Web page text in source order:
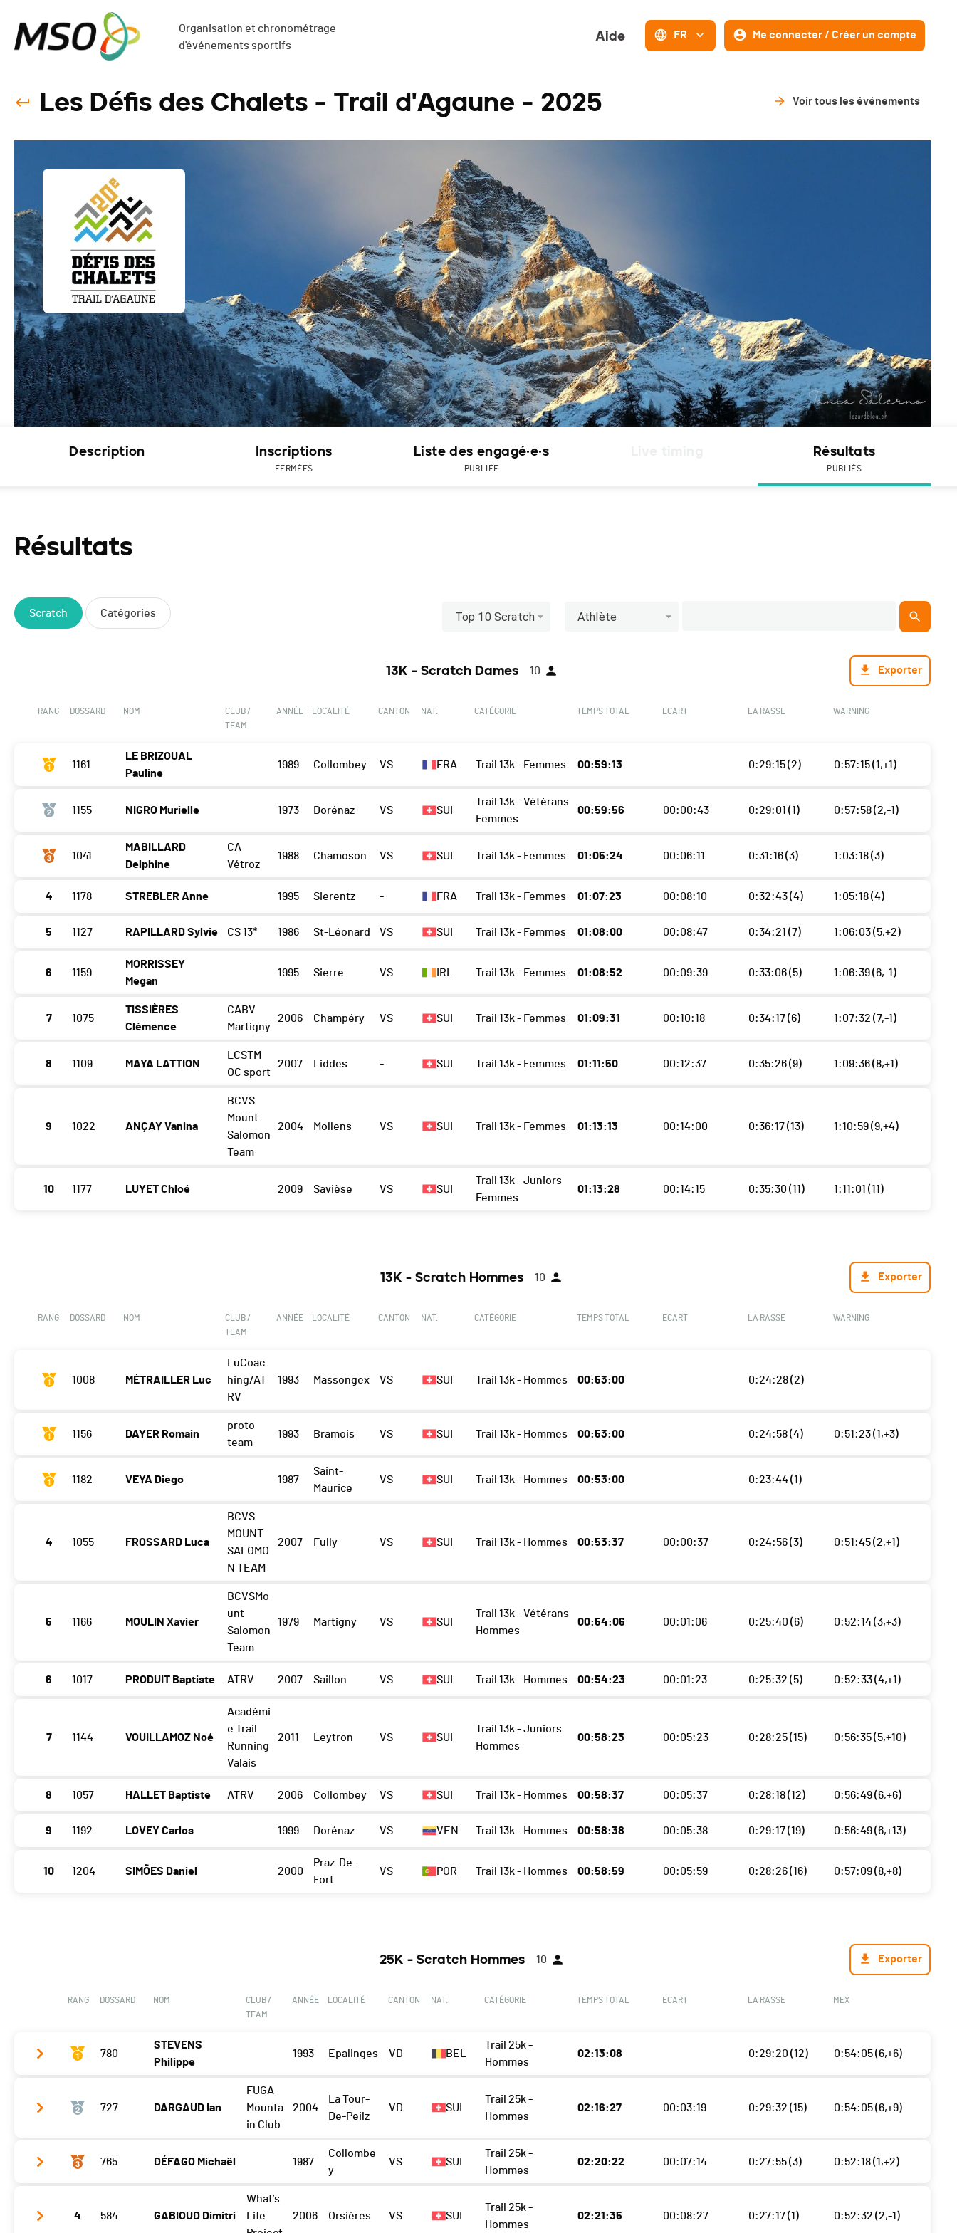
Organisation et chronométrage
d'événements sportifs
Aide FR Me connecter / Créer un compte
Les Défis des Chalets - Trail d'Agaune - 2025 Voir tous les événements
Description Inscriptions
FERMÉES
Liste des engagé·e·s
PUBLIÉE
Résultats
PUBLIÉS
Résultats
Scratch Catégories Top 10 Scratch Athlète
13K - Scratch Dames 10 Exporter
RANG DOSSARD NOM
CLUB /
TEAM
ANNÉE LOCALITÉ CANTON NAT. CATÉGORIE TEMPS TOTAL ECART LA RASSE WARNING
1161
LE BRIZOUAL
Pauline
1989 Collombey VS FRA Trail 13k - Femmes 00:59:13 0:29:15 (2) 0:57:15 (1,+1)
1155 NIGRO Murielle 1973 Dorénaz VS SUI
Trail 13k - Vétérans
Femmes
00:59:56 00:00:43 0:29:01 (1) 0:57:58 (2,-1)
1041
MABILLARD
Delphine
CA
Vétroz
1988 Chamoson VS SUI Trail 13k - Femmes 01:05:24 00:06:11 0:31:16 (3) 1:03:18 (3)
4 1178 STREBLER Anne 1995 Sierentz - FRA Trail 13k - Femmes 01:07:23 00:08:10 0:32:43 (4) 1:05:18 (4)
5 1127 RAPILLARD Sylvie CS 13* 1986 St-Léonard VS SUI Trail 13k - Femmes 01:08:00 00:08:47 0:34:21 (7) 1:06:03 (5,+2)
6 1159
MORRISSEY
Megan
1995 Sierre VS IRL Trail 13k - Femmes 01:08:52 00:09:39 0:33:06 (5) 1:06:39 (6,-1)
7 1075
TISSIÈRES
Clémence
CABV
Martigny
2006 Champéry VS SUI Trail 13k - Femmes 01:09:31 00:10:18 0:34:17 (6) 1:07:32 (7,-1)
8 1109 MAYA LATTION
LCSTM
OC sport
2007 Liddes - SUI Trail 13k - Femmes 01:11:50 00:12:37 0:35:26 (9) 1:09:36 (8,+1)
9 1022 ANÇAY Vanina
BCVS
Mount
Salomon
Team
2004 Mollens VS SUI Trail 13k - Femmes 01:13:13 00:14:00 0:36:17 (13) 1:10:59 (9,+4)
10 1177 LUYET Chloé 2009 Savièse VS SUI
Trail 13k - Juniors
Femmes
01:13:28 00:14:15 0:35:30 (11) 1:11:01 (11)
13K - Scratch Hommes 10 Exporter
RANG DOSSARD NOM
CLUB /
TEAM
ANNÉE LOCALITÉ CANTON NAT. CATÉGORIE TEMPS TOTAL ECART LA RASSE WARNING
1008 MÉTRAILLER Luc
LuCoac
hing/AT
RV
1993 Massongex VS SUI Trail 13k - Hommes 00:53:00 0:24:28 (2)
1156 DAYER Romain
proto
team
1993 Bramois VS SUI Trail 13k - Hommes 00:53:00 0:24:58 (4) 0:51:23 (1,+3)
1182 VEYA Diego 1987
Saint-
Maurice
VS SUI Trail 13k - Hommes 00:53:00 0:23:44 (1)
4 1055 FROSSARD Luca
BCVS
MOUNT
SALOMO
N TEAM
2007 Fully VS SUI Trail 13k - Hommes 00:53:37 00:00:37 0:24:56 (3) 0:51:45 (2,+1)
5 1166 MOULIN Xavier
BCVSMo
unt
Salomon
Team
1979 Martigny VS SUI
Trail 13k - Vétérans
Hommes
00:54:06 00:01:06 0:25:40 (6) 0:52:14 (3,+3)
6 1017 PRODUIT Baptiste ATRV 2007 Saillon VS SUI Trail 13k - Hommes 00:54:23 00:01:23 0:25:32 (5) 0:52:33 (4,+1)
7 1144 VOUILLAMOZ Noé
Académi
e Trail
Running
Valais
2011 Leytron VS SUI
Trail 13k - Juniors
Hommes
00:58:23 00:05:23 0:28:25 (15) 0:56:35 (5,+10)
8 1057 HALLET Baptiste ATRV 2006 Collombey VS SUI Trail 13k - Hommes 00:58:37 00:05:37 0:28:18 (12) 0:56:49 (6,+6)
9 1192 LOVEY Carlos 1999 Dorénaz VS VEN Trail 13k - Hommes 00:58:38 00:05:38 0:29:17 (19) 0:56:49 (6,+13)
10 1204 SIMÕES Daniel 2000
Praz-De-
Fort
VS POR Trail 13k - Hommes 00:58:59 00:05:59 0:28:26 (16) 0:57:09 (8,+8)
25K - Scratch Hommes 10 Exporter
RANG DOSSARD NOM
CLUB /
TEAM
ANNÉE LOCALITÉ CANTON NAT. CATÉGORIE TEMPS TOTAL ECART LA RASSE MEX
780
STEVENS
Philippe
1993 Epalinges VD BEL
Trail 25k -
Hommes
02:13:08 0:29:20 (12) 0:54:05 (6,+6)
Satchia
727 DARGAUD Ian
FUGA
Mounta
in Club
2004
La Tour-
De-Peilz
VD SUI
Trail 25k -
Hommes
02:16:27 00:03:19 0:29:32 (15) 0:54:05 (6,+9)
Satchia 1:11:51 (2,+4)
Warning 2:14:31 (2)
765 DÉFAGO Michaël 1987
Collombe
y
VS SUI
Trail 25k -
Hommes
02:20:22 00:07:14 0:27:55 (3) 0:52:18 (1,+2)
Satchia
4 584 GABIOUD Dimitri
What’s
Life
2006 Orsières VS SUI
Trail 25k -
Hommes
02:21:35 00:08:27 0:27:17 (1) 0:52:32 (2,-1)